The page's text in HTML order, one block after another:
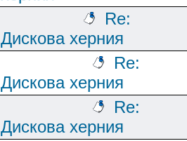
Re:
Дискова херния
Re:
Дискова херния
Re:
Дискова херния